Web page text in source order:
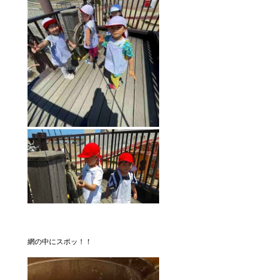
網の中にスポッ！！